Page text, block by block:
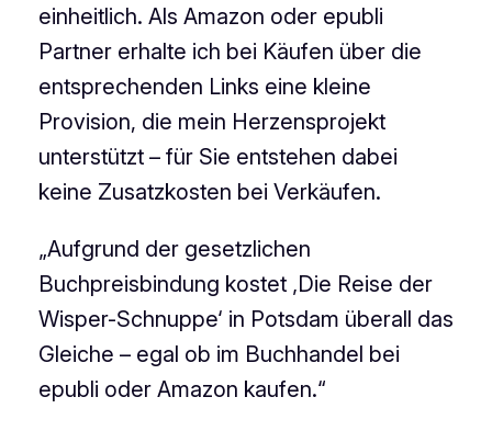
einheitlich. Als Amazon oder epubli
Partner erhalte ich bei Käufen über die
entsprechenden Links eine kleine
Provision, die mein Herzensprojekt
unterstützt – für Sie entstehen dabei
keine Zusatzkosten bei Verkäufen.
„Aufgrund der gesetzlichen
Buchpreisbindung kostet ‚Die Reise der
Wisper-Schnuppe‘ in Potsdam überall das
Gleiche – egal ob im Buchhandel bei
epubli oder Amazon kaufen.“